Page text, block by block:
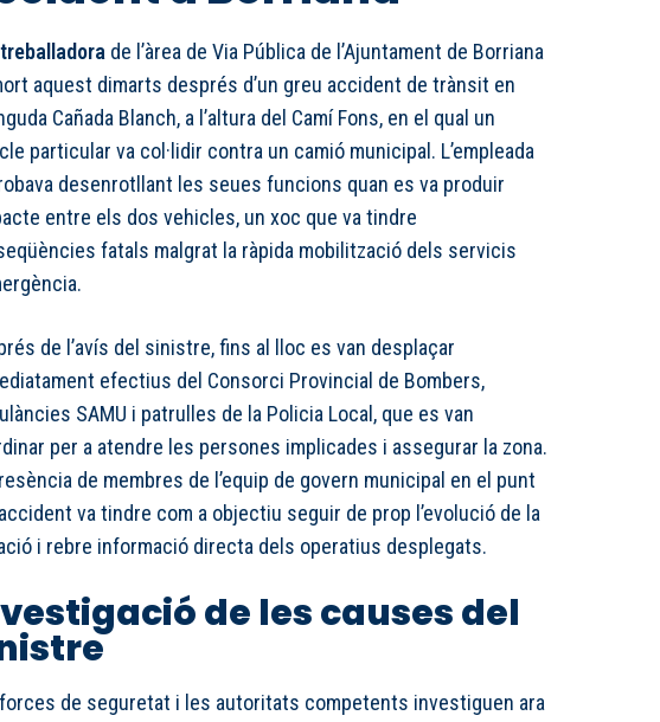
treballadora de l’àrea de Via Pública de l’Ajuntament de Borriana
aquest dimarts després d’un greu accident de trànsit en
Cañada Blanch, a l’altura del Camí Fons, en el qual un
particular va col·lidir contra un camió municipal. L’empleada
desenrotllant les seues funcions quan es va produir
entre els dos vehicles, un xoc que va tindre
fatals malgrat la ràpida mobilització dels servicis
de l’avís del sinistre, fins al lloc es van desplaçar
efectius del Consorci Provincial de Bombers,
SAMU i patrulles de la Policia Local, que es van
per a atendre les persones implicades i assegurar la zona.
de membres de l’equip de govern municipal en el punt
va tindre com a objectiu seguir de prop l’evolució de la
i rebre informació directa dels operatius desplegats.
de les causes del
de seguretat i les autoritats competents investiguen ara